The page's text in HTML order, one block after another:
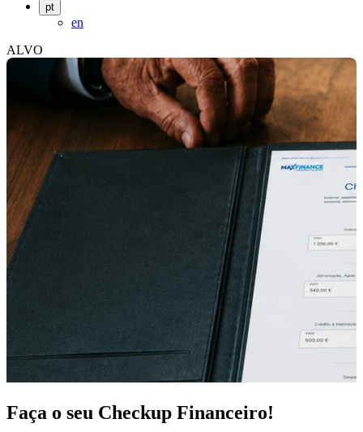
pt
en
ALVO
Faça o seu Checkup Financeiro!